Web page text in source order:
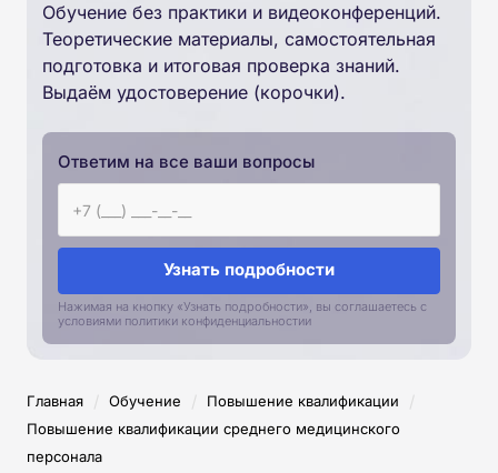
Обучение без практики и видеоконференций.
Теоретические материалы, самостоятельная
подготовка и итоговая проверка знаний.
Выдаём удостоверение (корочки).
Ответим на все ваши вопросы
Узнать подробности
Нажимая на кнопку «Узнать подробности», вы соглашаетесь с
условиями политики конфиденциальностии
Главная / Обучение / Повышение квалификации /
Повышение квалификации среднего медицинского
персонала